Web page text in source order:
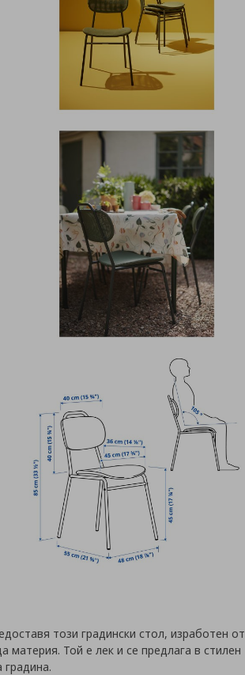
този градински стол, изработен от
Той е лек и се предлага в стилен